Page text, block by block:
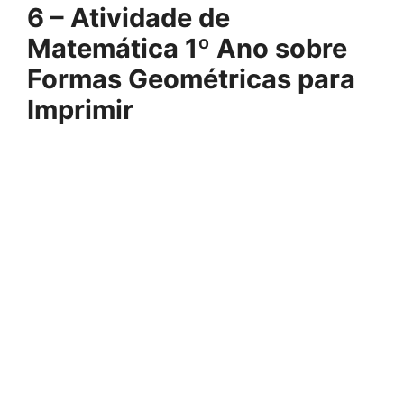
6 – Atividade de
Matemática 1º Ano sobre
Formas Geométricas para
Imprimir